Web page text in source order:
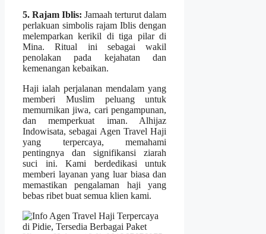
5. Rajam Iblis: Jamaah terturut dalam
perlakuan simbolis rajam Iblis dengan
melemparkan kerikil di tiga pilar di
Mina. Ritual ini sebagai wakil
penolakan pada kejahatan dan
kemenangan kebaikan.
Haji ialah perjalanan mendalam yang
memberi Muslim peluang untuk
memurnikan jiwa, cari pengampunan,
dan memperkuat iman. Alhijaz
Indowisata, sebagai Agen Travel Haji
yang terpercaya, memahami
pentingnya dan signifikansi ziarah
suci ini. Kami berdedikasi untuk
memberi layanan yang luar biasa dan
memastikan pengalaman haji yang
bebas ribet buat semua klien kami.